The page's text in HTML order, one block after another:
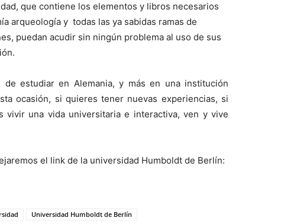
que contiene los elementos y libros necesarios
arqueología y todas las ya sabidas ramas de
puedan acudir sin ningún problema al uso de sus
estudiar en Alemania, y más en una institución
ocasión, si quieres tener nuevas experiencias, si
vivir una vida universitaria e interactiva, ven y vive
el link de la universidad Humboldt de Berlín:
Universidad Humboldt de Berlín